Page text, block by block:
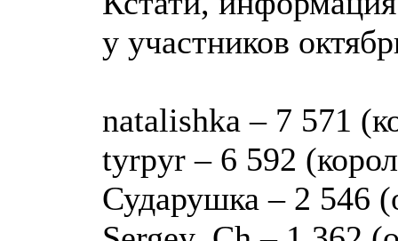
у участников
natalishka – 7 571
tyrpyr – 6 592
Сударушка – 2 546